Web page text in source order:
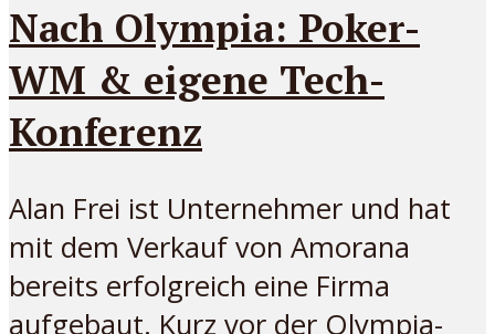
Nach Olympia: Poker-
WM & eigene Tech-
Konferenz
Alan Frei ist Unternehmer und hat
mit dem Verkauf von Amorana
bereits erfolgreich eine Firma
aufgebaut. Kurz vor der Olympia-